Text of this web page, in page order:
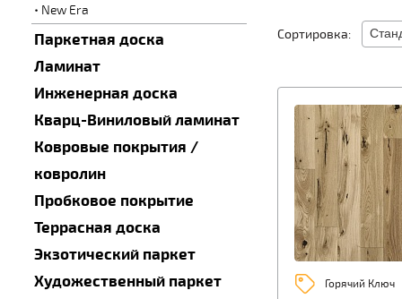
New Era
Паркетная доска
Ламинат
Инженерная доска
Кварц-Виниловый ламинат
Ковровые покрытия /
ковролин
Пробковое покрытие
Террасная доска
Экзотический паркет
Художественный паркет
Сортировка:
Горячий Ключ